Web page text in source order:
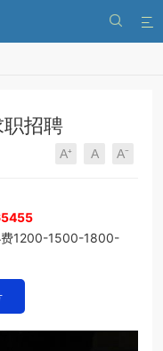


招聘
 284  0
A⁺ A A⁻
费1200-1500-1800-